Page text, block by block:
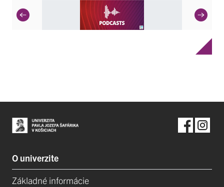
O univerzite
Základné informácie